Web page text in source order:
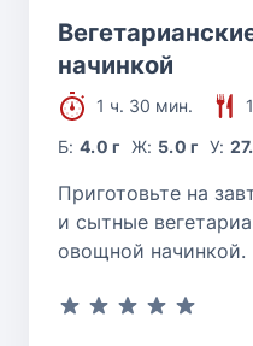
начинкой
1 ч. 30 мин.
Б:4.0 г Ж: 5.0 г У:
Приготовьте на
и сытные
овощной начинкой.